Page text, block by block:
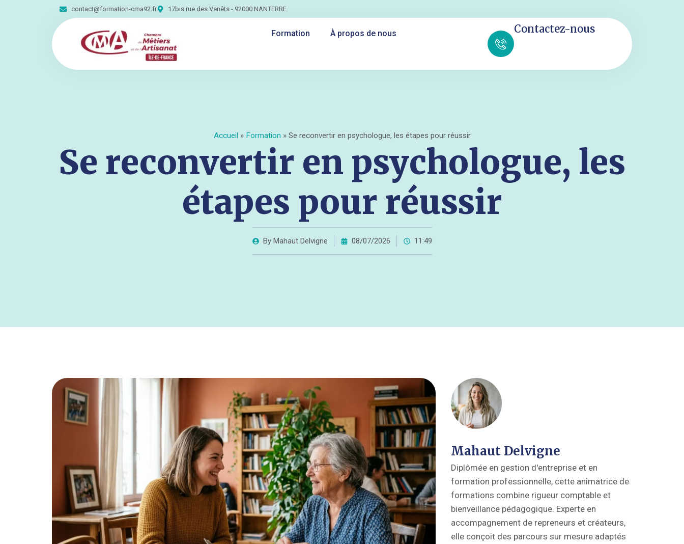
contact@formation-cma92.fr 17bis rue des Venêts - 92000 NANTERRE
Formation À propos de nous Contactez-nous
Accueil » Formation » Se reconvertir en psychologue, les étapes pour réussir
Se reconvertir en psychologue, les
étapes pour réussir
ByMahaut Delvigne 08/07/2026 11:49
Mahaut Delvigne
Diplômée en gestion d'entreprise et en
formation professionnelle, cette animatrice de
formations combine rigueur comptable et
bienveillance pédagogique. Experte en
accompagnement de repreneurs et créateurs,
elle conçoit des parcours sur mesure adaptés